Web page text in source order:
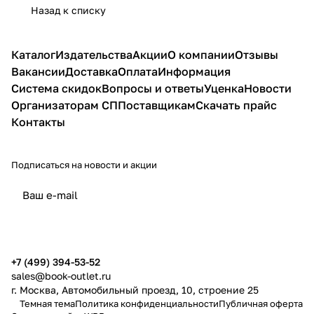
болезни
взрослых
здоровым
с
ума!
Назад к списку
КаталогИздательстваАкцииО компанииОтзывы
ВакансииДоставкаОплатаИнформация
Система скидокВопросы и ответыУценкаНовости
Организаторам СППоставщикамСкачать прайс
Контакты
Подписаться на новости и акции
+7 (499) 394-53-52
sales@book-outlet.ru
г. Москва, Автомобильный проезд, 10, строение 25
Темная темаПолитика конфиденциальностиПубличная оферта